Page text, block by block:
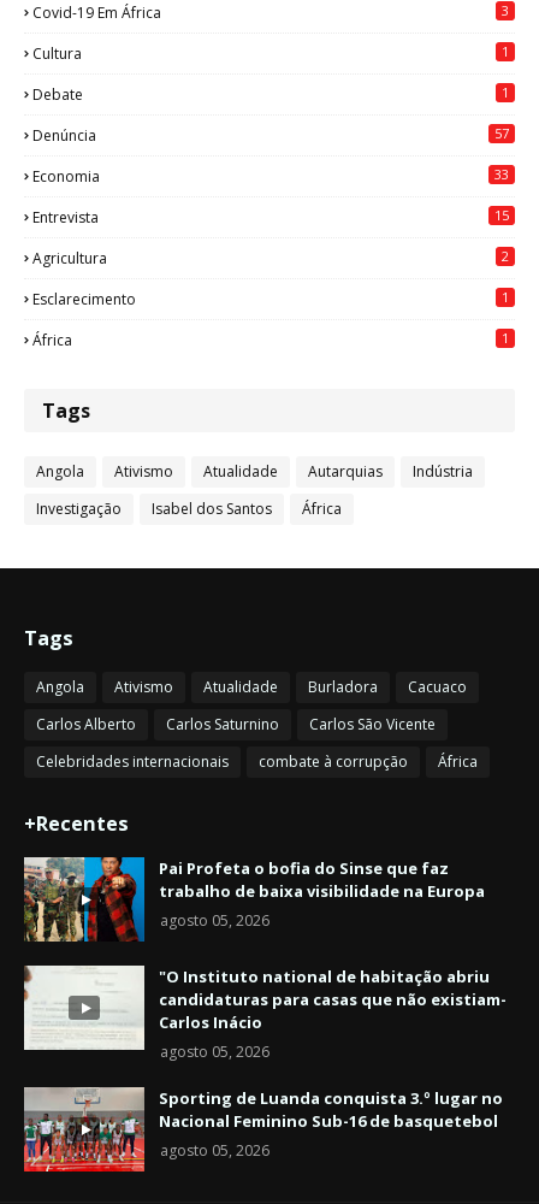
Covid-19 Em África 3
Cultura 1
Debate 1
Denúncia 57
Economia 33
Entrevista 15
Agricultura 2
Esclarecimento 1
África 1
Tags
Angola Ativismo Atualidade Autarquias
Indústria
Investigação
Isabel dos Santos África
Tags
Angola Ativismo Atualidade Burladora
Cacuaco
Carlos Alberto
Carlos Saturnino
Carlos São Vicente
Celebridades internacionais
combate à corrupção África
+Recentes
Pai Profeta o bofia do Sinse que faz
trabalho de baixa visibilidade na Europa
agosto 05, 2026
"O Instituto national de habitação abriu
candidaturas para casas que não existiam-
Carlos Inácio
agosto 05, 2026
Sporting de Luanda conquista 3.º lugar no
Nacional Feminino Sub-16 de basquetebol
agosto 05, 2026